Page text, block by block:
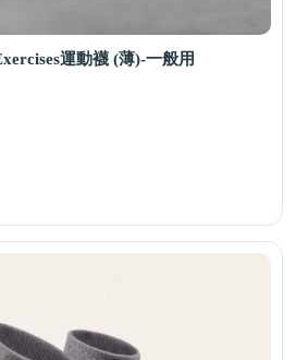
運動襪 (薄)-一般用